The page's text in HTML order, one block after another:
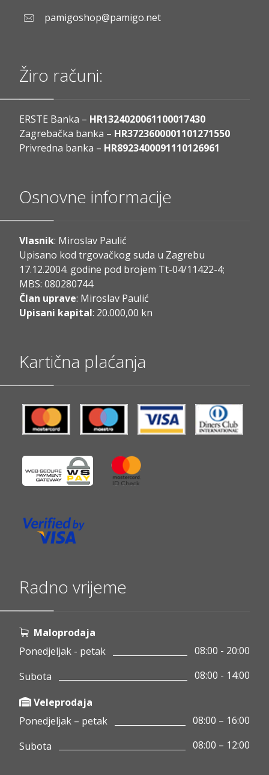
pamigoshop@pamigo.net
Žiro računi:
ERSTE Banka – HR1324020061100017430
Zagrebačka banka – HR3723600001101271550
Privredna banka – HR8923400091110126961
Osnovne informacije
Vlasnik: Miroslav Paulić
Upisano kod trgovačkog suda u Zagrebu
17.12.2004. godine pod brojem Tt-04/11422-4;
MBS: 080280744
Član uprave: Miroslav Paulić
Upisani kapital: 20.000,00 kn
Kartična plaćanja
Radno vrijeme
Maloprodaja
Ponedjeljak - petak
08:00 - 20:00
Subota
08:00 - 14:00
Veleprodaja
Ponedjeljak – petak
08:00 – 16:00
Subota
08:00 – 12:00